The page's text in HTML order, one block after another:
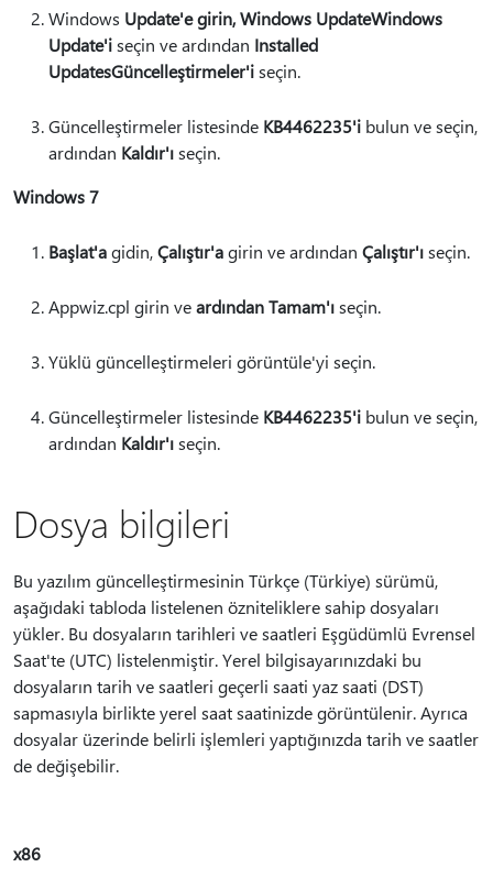
Windows Update'e girin, Windows UpdateWindows
Update'iseçin ve ardından Installed
UpdatesGüncelleştirmeler'iseçin.
Güncelleştirmeler listesinde KB4462235'i bulun ve seçin,
ardından Kaldır'ıseçin.
Windows 7
Başlat'agidin,Çalıştır'agirin ve ardından Çalıştır'ıseçin.
Appwiz.cpl girin veardından Tamam'ıseçin.
Yüklü güncelleştirmeleri görüntüle'yi seçin.
Güncelleştirmeler listesinde KB4462235'i bulun ve seçin,
ardından Kaldır'ıseçin.
Dosya bilgileri
Bu yazılım güncelleştirmesinin Türkçe (Türkiye) sürümü,
aşağıdaki tabloda listelenen özniteliklere sahip dosyaları
yükler. Bu dosyaların tarihleri ve saatleri Eşgüdümlü Evrensel
Saat'te (UTC) listelenmiştir. Yerel bilgisayarınızdaki bu
dosyaların tarih ve saatleri geçerli saati yaz saati (DST)
sapmasıyla birlikte yerel saat saatinizde görüntülenir. Ayrıca
dosyalar üzerinde belirli işlemleri yaptığınızda tarih ve saatler
de değişebilir.
x86